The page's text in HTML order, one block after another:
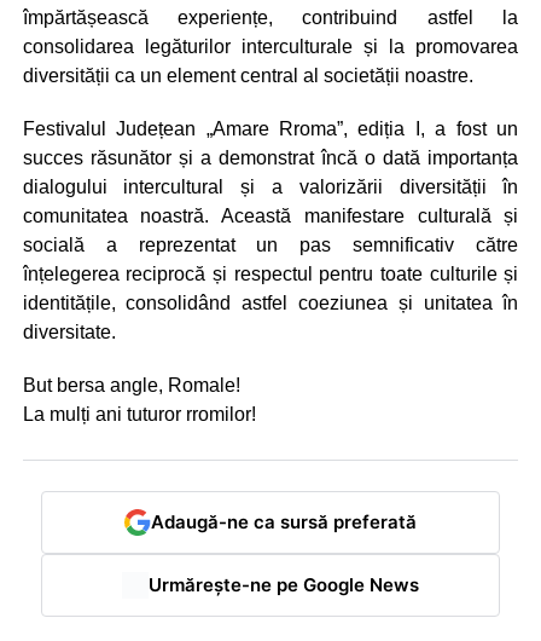
împărtășească experiențe, contribuind astfel la
consolidarea legăturilor interculturale și la promovarea
diversității ca un element central al societății noastre.
Festivalul Județean „Amare Rroma”, ediția I, a fost un
succes răsunător și a demonstrat încă o dată importanța
dialogului intercultural și a valorizării diversității în
comunitatea noastră. Această manifestare culturală și
socială a reprezentat un pas semnificativ către
înțelegerea reciprocă și respectul pentru toate culturile și
identitățile, consolidând astfel coeziunea și unitatea în
diversitate.
But bersa angle, Romale!
La mulți ani tuturor rromilor!
Adaugă-ne ca sursă preferată
Urmărește-ne pe Google News